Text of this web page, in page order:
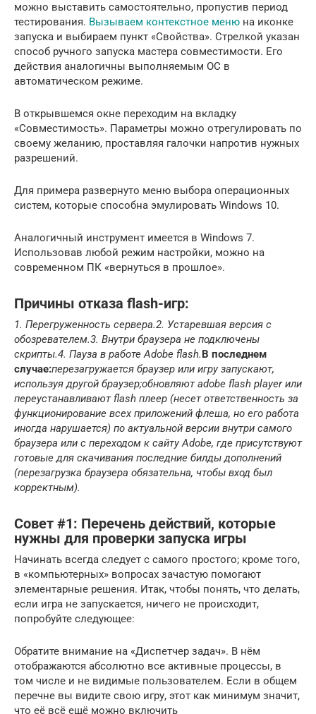
можно выставить самостоятельно, пропустив период
тестирования. Вызываем контекстное меню на иконке
запуска и выбираем пункт «Свойства». Стрелкой указан
способ ручного запуска мастера совместимости. Его
действия аналогичны выполняемым ОС в
автоматическом режиме.
В открывшемся окне переходим на вкладку
«Совместимость». Параметры можно отрегулировать по
своему желанию, проставляя галочки напротив нужных
разрешений.
Для примера развернуто меню выбора операционных
систем, которые способна эмулировать Windows 10.
Аналогичный инструмент имеется в Windows 7.
Использовав любой режим настройки, можно на
современном ПК «вернуться в прошлое».
Причины отказа flash-игр:
1. Перегруженность сервера.2. Устаревшая версия с
обозревателем.3. Внутри браузера не подключены
скрипты.4. Пауза в работе Adobe flash.В последнем
случае:перезагружается браузер или игру запускают,
используя другой браузер;обновляют adobe flash player или
переустанавливают flash плеер (несет ответственность за
функционирование всех приложений флеша, но его работа
иногда нарушается) по актуальной версии внутри самого
браузера или с переходом к сайту Adobe, где присутствуют
готовые для скачивания последние билды дополнений
(перезагрузка браузера обязательна, чтобы вход был
корректным).
Совет #1: Перечень действий, которые
нужны для проверки запуска игры
Начинать всегда следует с самого простого; кроме того,
в «компьютерных» вопросах зачастую помогают
элементарные решения. Итак, чтобы понять, что делать,
если игра не запускается, ничего не происходит,
попробуйте следующее:
Обратите внимание на «Диспетчер задач». В нём
отображаются абсолютно все активные процессы, в
том числе и не видимые пользователем. Если в общем
перечне вы видите свою игру, этот как минимум значит,
что её всё ещё можно включить